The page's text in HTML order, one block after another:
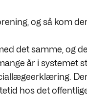
og så kom
det samme, og
år i systemet
hos det